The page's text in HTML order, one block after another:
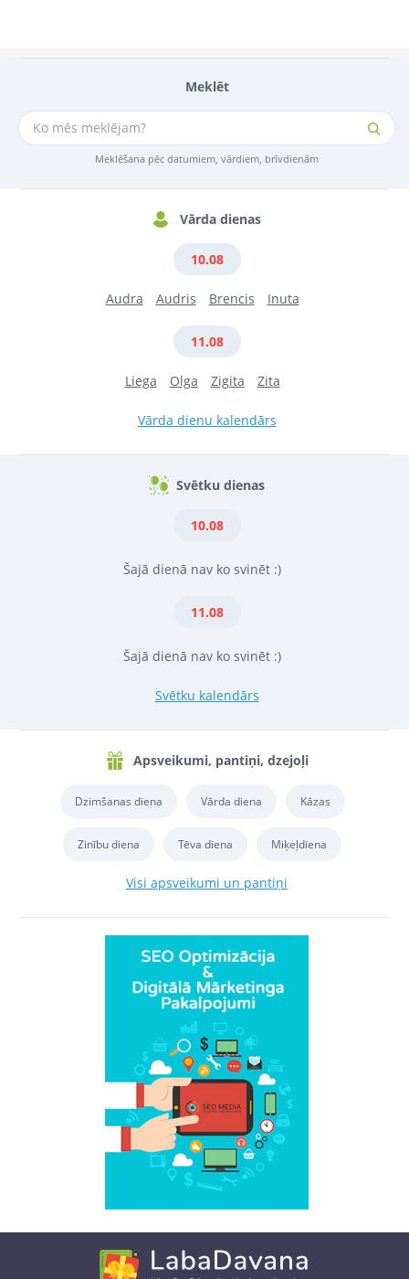
Meklēt
Meklēšana pēc datumiem, vārdiem, brīvdienām
Vārda dienas
10.08
Audra Audris Brencis Inuta
11.08
Liega Olga Zigita Zita
Vārda dienu kalendārs
Svētku dienas
10.08
Šajā dienā nav ko svinēt :)
11.08
Šajā dienā nav ko svinēt :)
Svētku kalendārs
Apsveikumi, pantiņi, dzejoļi
Dzimšanas diena Vārda diena Kāzas
Zinību diena Tēva diena Miķeļdiena
Visi apsveikumi un pantiņi